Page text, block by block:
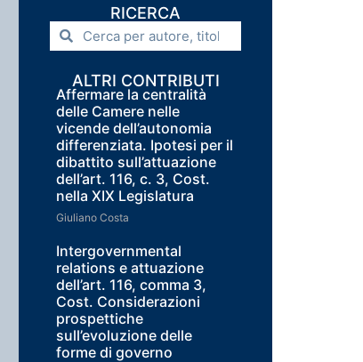
RICERCA
ALTRI CONTRIBUTI
Affermare la centralità
delle Camere nelle
vicende dell’autonomia
differenziata. Ipotesi per il
dibattito sull’attuazione
dell’art. 116, c. 3, Cost.
nella XIX Legislatura
Giuliano Costa
Intergovernmental
relations e attuazione
dell’art. 116, comma 3,
Cost. Considerazioni
prospettiche
sull’evoluzione delle
forme di governo